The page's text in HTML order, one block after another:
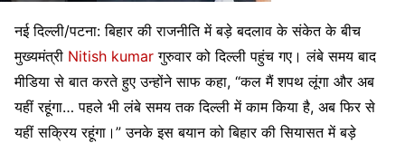
नई दिल्ली/पटना: बिहार की राजनीति में बड़े बदलाव के संकेत के बीच
मुख्यमंत्री Nitish kumar गुरुवार को दिल्ली पहुंच गए। लंबे समय बाद
मीडिया से बात करते हुए उन्होंने साफ कहा, “कल मैं शपथ लूंगा और अब
यहीं रहूंगा… पहले भी लंबे समय तक दिल्ली में काम किया है, अब फिर से
यहीं सक्रिय रहूंगा।” उनके इस बयान को बिहार की सियासत में बड़े